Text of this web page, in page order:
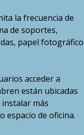
la frecuencia de
de soportes,
papel fotográfico
acceder a
están ubicadas
más
espacio de oficina.